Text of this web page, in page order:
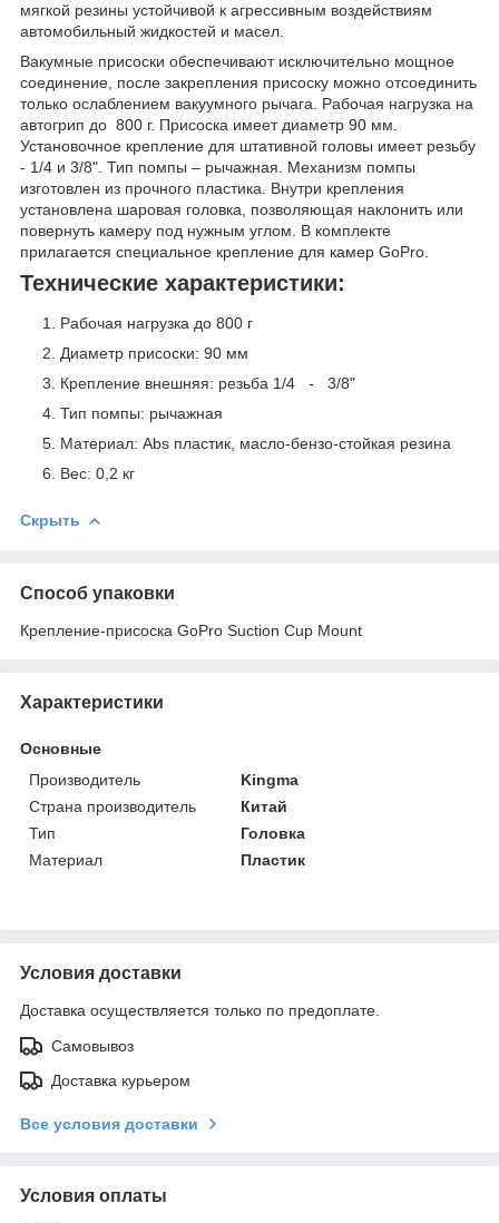
мягкой резины устойчивой к агрессивным воздействиям
автомобильный жидкостей и масел.
Вакумные присоски обеспечивают исключительно мощное
соединение, после закрепления присоску можно отсоединить
только ослаблением вакуумного рычага. Рабочая нагрузка на
автогрип до 800 г. Присоска имеет диаметр 90 мм.
Установочное крепление для штативной головы имеет резьбу
- 1/4 и 3/8". Тип помпы – рычажная. Механизм помпы
изготовлен из прочного пластика. Внутри крепления
установлена шаровая головка, позволяющая наклонить или
повернуть камеру под нужным углом. В комплекте
прилагается специальное крепление для камер GoPro.
Технические характеристики:
Рабочая нагрузка до 800 г
Диаметр присоски: 90 мм
Крепление внешняя: резьба 1/4 - 3/8"
Тип помпы: рычажная
Материал: Abs пластик, масло-бензо-стойкая резина
Вес: 0,2 кг
Скрыть
Способ упаковки
Крепление-присоска GoPro Suction Cup Mount
Характеристики
Основные
Производитель
Kingma
Страна производитель
Китай
Тип
Головка
Материал
Пластик
Условия доставки
Доставка осуществляется только по предоплате.
Самовывоз
Доставка курьером
Все условия доставки
Условия оплаты